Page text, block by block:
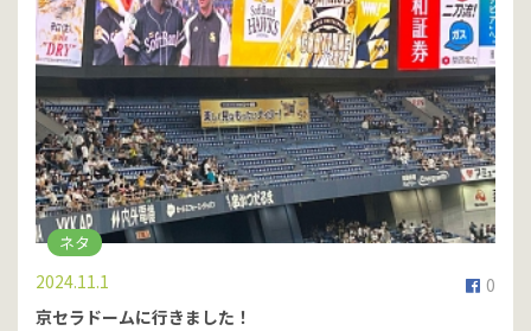
ネタ
0
2024.11.1
京セラドームに行きました！